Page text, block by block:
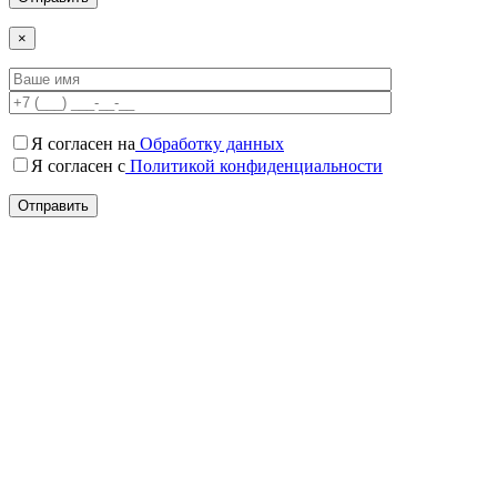
×
Я согласен на Обработку данных
Я согласен c Политикой конфиденциальности